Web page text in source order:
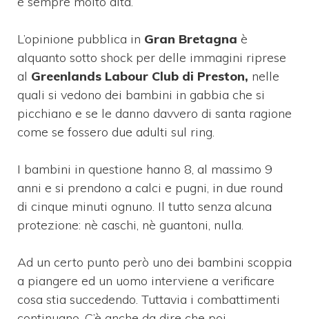
L’opinione pubblica in Gran Bretagna è
alquanto sotto shock per delle immagini riprese
al Greenlands Labour Club di Preston, nelle
quali si vedono dei bambini in gabbia che si
picchiano e se le danno davvero di santa ragione
come se fossero due adulti sul ring.
I bambini in questione hanno 8, al massimo 9
anni e si prendono a calci e pugni, in due round
di cinque minuti ognuno. Il tutto senza alcuna
protezione: nè caschi, nè guantoni, nulla.
Ad un certo punto però uno dei bambini scoppia
a piangere ed un uomo interviene a verificare
cosa stia succedendo. Tuttavia i combattimenti